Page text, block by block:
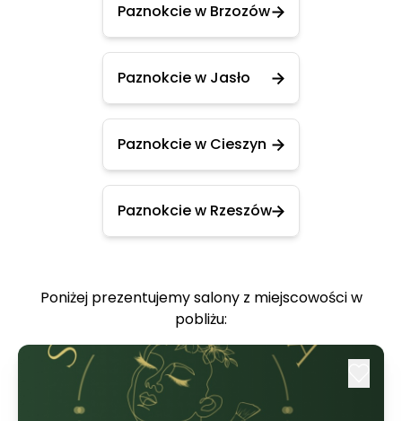
Paznokcie w Brzozów
Paznokcie w Jasło
Paznokcie w Cieszyn
Paznokcie w Rzeszów
Poniżej prezentujemy salony z miejscowości w
pobliżu: